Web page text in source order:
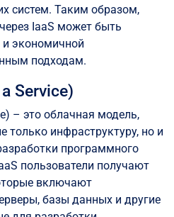
систем. Таким образом,
IaaS может быть
и экономичной
подходам.
Service)
– это облачная модель,
только инфраструктуру, но и
программного
пользователи получают
включают
базы данных и другие